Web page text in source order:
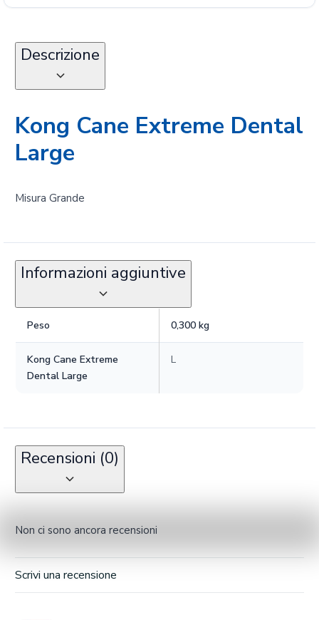
Descrizione
Kong Cane Extreme Dental
Large
Misura Grande
Informazioni aggiuntive
Peso 0,300 kg
Kong Cane Extreme
Dental Large
L
Recensioni (0)
Non ci sono ancora recensioni
Scrivi una recensione